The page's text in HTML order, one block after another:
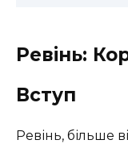
Ревінь:
Вступ
Ревінь, більше